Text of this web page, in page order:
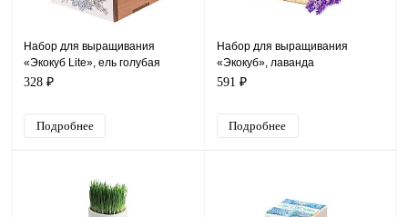
Набор для выращивания
«Экокуб Lite», ель голубая
328 ₽
Подробнее
Набор для выращивания
«Экокуб», лаванда
591 ₽
Подробнее